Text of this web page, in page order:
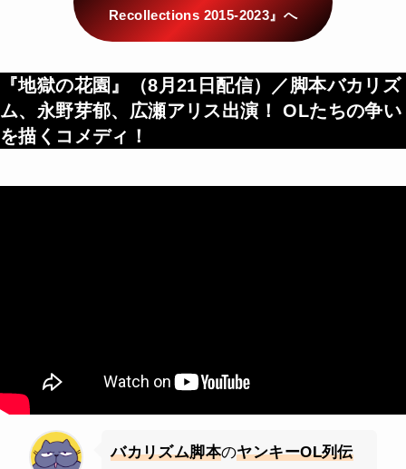
Recollections 2015-2023』へ
『地獄の花園』（8月21日配信）／脚本バカリズ
ム、永野芽郁、広瀬アリス出演！ OLたちの争い
を描くコメディ！
バカリズム脚本のヤンキーOL列伝